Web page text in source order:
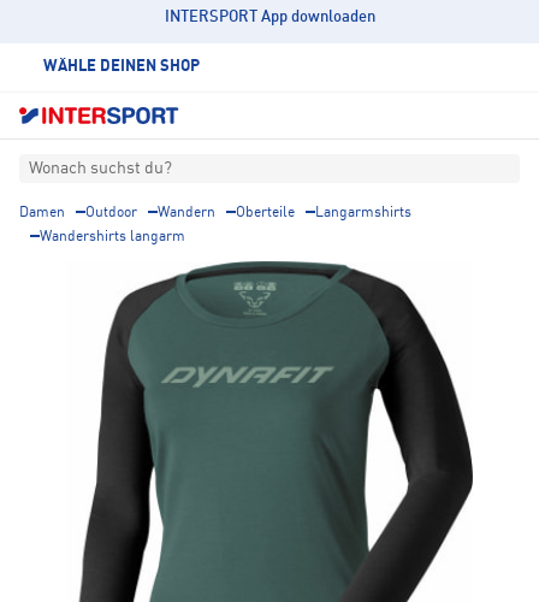
INTERSPORT App downloaden
WÄHLE DEINEN SHOP
Wonach suchst du?
Damen Outdoor Wandern Oberteile
Langarmshirts
Wandershirts langarm